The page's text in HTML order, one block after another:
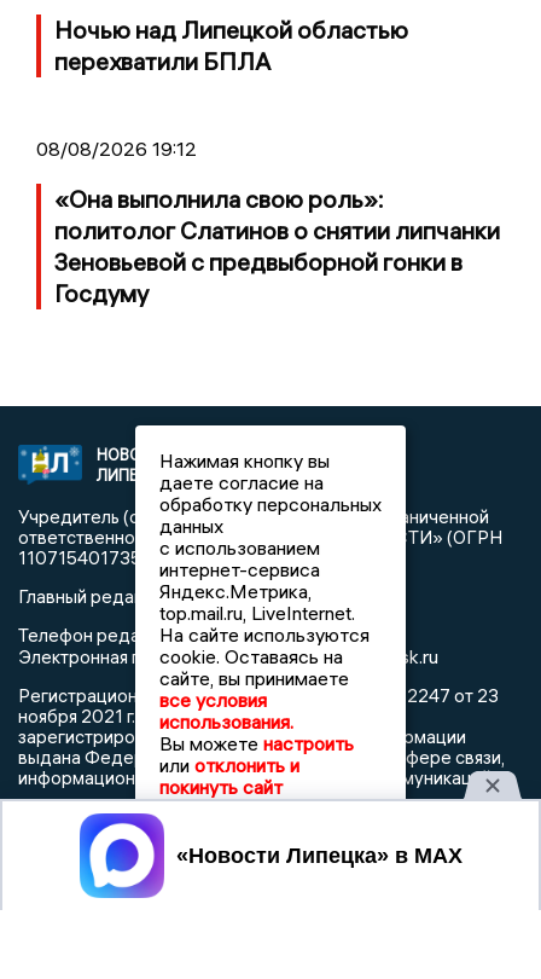
Ночью над Липецкой областью
перехватили БПЛА
08/08/2026 19:12
«Она выполнила свою роль»:
политолог Слатинов о снятии липчанки
Зеновьевой с предвыборной гонки в
Госдуму
НОВОСТИ
ЛИПЕЦКА
2021 © NEWSLIPETSK.RU | СИ
«Новости Липецка»
Учредитель (соучредители): Общество с ограниченной
ответственностью «РЕГИОНАЛЬНЫЕ НОВОСТИ» (ОГРН
1107154017354)
Главный редактор: Герцог Е.Г.
Телефон редакции: +7 903 699 9427
Электронная почта редакции:info@newslipetsk.ru
Регистрационный номер: серия Эл № ФС77-82247 от 23
ноября 2021 г. согласно выписке из реестра
зарегистрированных средств массовой информации
выдана Федеральной службой по надзору в сфере связи,
информационных технологий и массовых коммуникаций
Нажимая кнопку вы
даете согласие на
обработку персональных
данных
с использованием
интернет-сервиса
Яндекс.Метрика,
top.mail.ru, LiveInternet.
На сайте используются
cookie. Оставаясь на
сайте, вы принимаете
все условия
использования.
Вы можете настроить
или отклонить и
покинуть сайт
Принять